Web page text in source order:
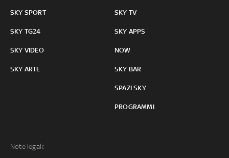
SKY SPORT
SKY TG24
SKY VIDEO
SKY ARTE
SKY TV
SKY APPS
NOW
SKY BAR
SPAZI SKY
PROGRAMMI
Note legali: